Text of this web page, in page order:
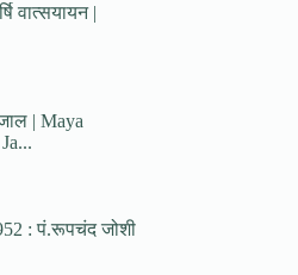
वात्सयायन |
| Maya
: पं.रूपचंद जोशी